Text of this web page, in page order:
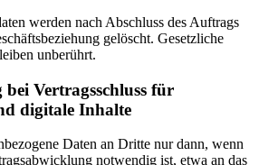
werden nach Abschluss des Auftrags
gelöscht. Gesetzliche
unberührt.
Vertragsschluss für
digitale Inhalte
Daten an Dritte nur dann, wenn
notwendig ist, etwa an das